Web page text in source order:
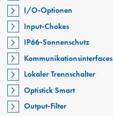
I/O-Optionen
Input-Chokes
IP66-Sonnenschutz
Kommunikationsinterfaces
Lokaler Trennschalter
Optistick Smart
Output-Filter